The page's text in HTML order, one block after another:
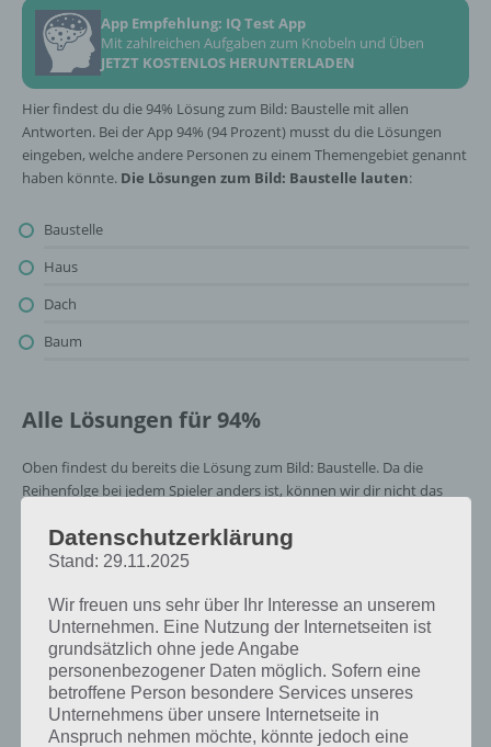
App Empfehlung: IQ Test App
Mit zahlreichen Aufgaben zum Knobeln und Üben
JETZT KOSTENLOS HERUNTERLADEN
Hier findest du die 94% Lösung zum Bild: Baustelle mit allen
Antworten. Bei der App 94% (94 Prozent) musst du die Lösungen
eingeben, welche andere Personen zu einem Themengebiet genannt
haben könnte. Die Lösungen zum Bild: Baustelle lauten:
Baustelle
Haus
Dach
Baum
Alle Lösungen für 94%
Oben findest du bereits die Lösung zum Bild: Baustelle. Da die
Reihenfolge bei jedem Spieler anders ist, können wir dir nicht das
jedoch trotzdem zu jedem Sachverhalt die entsprechenden
Antworten findest!
Weitere Lösungen zu 94%
gesucht? Schaue inunsere
Komplettlösung zur App! Dort
kannst du mit der Suche
Datenschutzerklärung
Stand: 29.11.2025
Wir freuen uns sehr über Ihr Interesse an unserem
Unternehmen. Eine Nutzung der Internetseiten ist
grundsätzlich ohne jede Angabe
personenbezogener Daten möglich. Sofern eine
betroffene Person besondere Services unseres
Unternehmens über unsere Internetseite in
Anspruch nehmen möchte, könnte jedoch eine